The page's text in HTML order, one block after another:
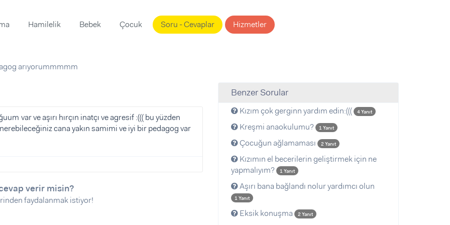
Hamilelik Bebek Çocuk Soru - Cevaplar Hizmetler
arıyorummmmm
var ve aşırı hırçın inatçı ve agresif :((( bu yüzden
cana yakın samimi ve iyi bir pedagog var
verir misin?
faydalanmak istiyor!
Benzer Sorular
Kızım çok gerginn yardım edin:((( 4 Yanıt
Kreşmi anaokulumu? 1 Yanıt
Çocuğun ağlamaması 2 Yanıt
Kızımın el becerilerin geliştirmek için ne
yapmalıyım?
1 Yanıt
Aşırı bana bağlandı nolur yardımcı olun
1 Yanıt
Eksik konuşma 2 Yanıt